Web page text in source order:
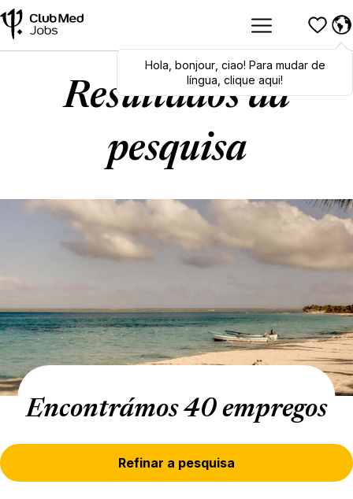
Hola,bonjour,ciao! To switch
languages, click here!
Hola bonjour, ciao! Para mudar de
língua, clique aqui!
Resultados da
pesquisa
Encontrámos 40 empregos
Refinar a pesquisa